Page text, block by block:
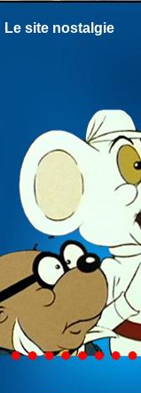
Le site nostalgie